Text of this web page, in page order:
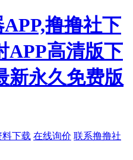
撸撸社下
APP高清版下
新永久免费版
料下载 在线询价 联系撸撸社